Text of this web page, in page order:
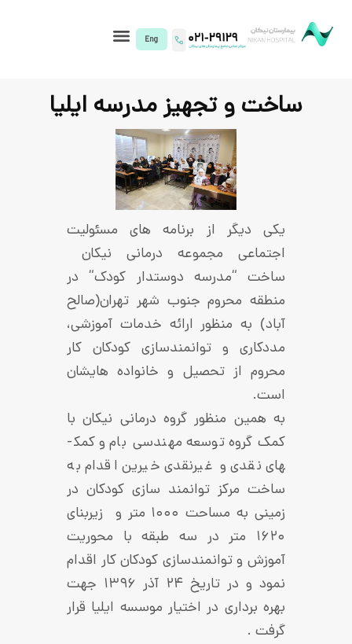
تجهیز مدرسه ایلیا
از برنامه­ های مسئولیت
مجموعه درمانی نیکان
دوستدار کودک“ در
جنوب شهر تهران(صالح
منظور ارائه خدمات آموزشی،
و توانمندسازی کودکان کار
تحصیل و خانواده­ هایشان
منظور گروه درمانی نیکان با
کمک گروه توسعه مهندسی بام و کمک­
و غیرنقدی خیرین اقدام به
توانمند سازی کودکان در
زمینی به مساحت ۱۰۰۰ متر و زیربنای
متر در سه طبقه با محوریت
توانمندسازی کودکان کار اقدام
نمود و در تاریخ ۲۴ آذر ۱۳۹۶ جهت
در اختیار موسسه ایلیا قرار